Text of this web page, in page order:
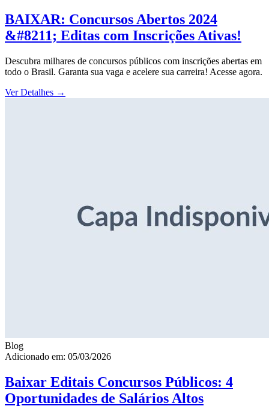
BAIXAR: Concursos Abertos 2024
&#8211; Editas com Inscrições Ativas!
Descubra milhares de concursos públicos com inscrições abertas em
todo o Brasil. Garanta sua vaga e acelere sua carreira! Acesse agora.
Ver Detalhes →
Blog
Adicionado em: 05/03/2026
Baixar Editais Concursos Públicos: 4
Oportunidades de Salários Altos